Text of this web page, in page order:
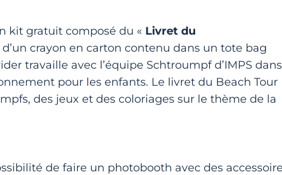
kit gratuit composé du « Livret du
crayon en carton contenu dans un tote bag
travaille avec l’équipe Schtroumpf d’IMPS dans
pour les enfants. Le livret du Beach Tour
des jeux et des coloriages sur le thème de la
de faire un photobooth avec des